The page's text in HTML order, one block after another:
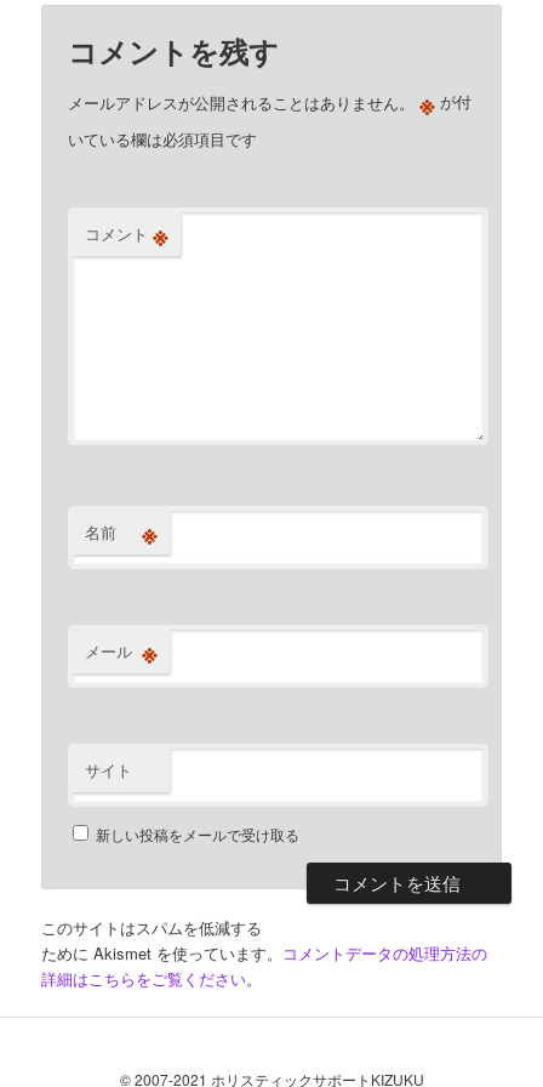
コメントを残す
メールアドレスが公開されることはありません。 ※ が付
いている欄は必須項目です
コメント ※
名前 ※
メール ※
サイト
新しい投稿をメールで受け取る
このサイトはスパムを低減する
ために Akismet を使っています。 コメントデータの処理方法の
詳細はこちらをご覧ください。
© 2007-2021 ホリスティックサポートKIZUKU